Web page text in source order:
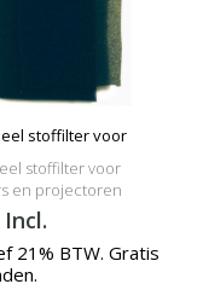
stoffilter voor
stoffilter voor
en projectoren
Incl.
21% BTW. Gratis